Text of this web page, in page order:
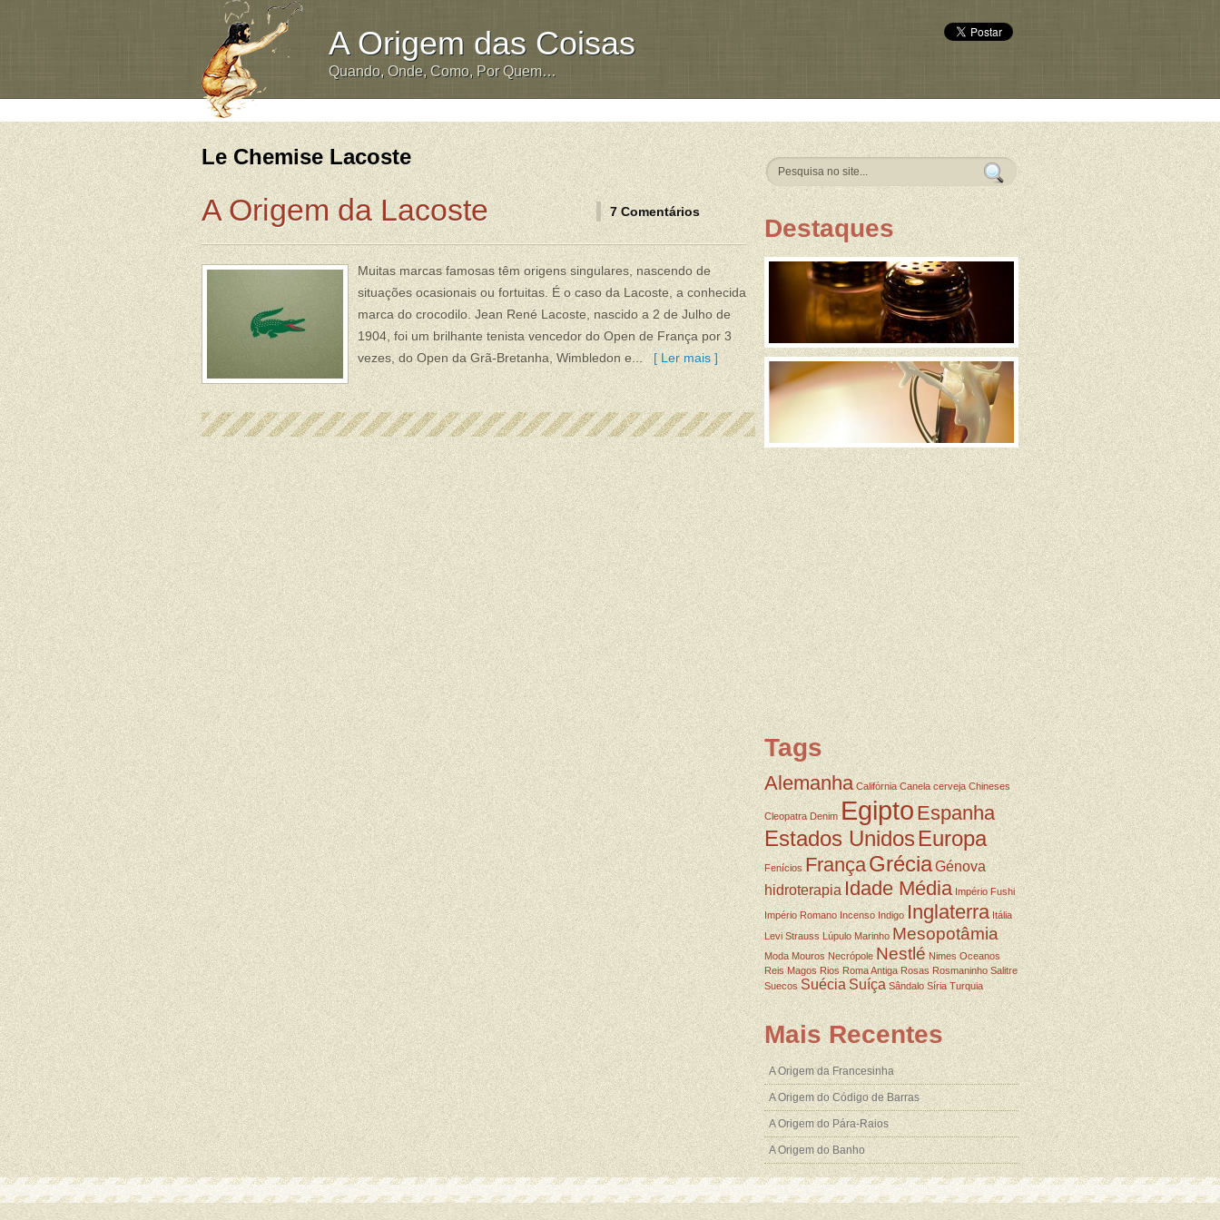
A Origem das Coisas
Quando, Onde, Como, Por Quem…
Le Chemise Lacoste
A Origem da Lacoste 7 Comentários
Muitas marcas famosas têm origens singulares, nascendo de
situações ocasionais ou fortuitas. É o caso da Lacoste, a conhecida
marca do crocodilo. Jean René Lacoste, nascido a 2 de Julho de
1904, foi um brilhante tenista vencedor do Open de França por 3
vezes, do Open da Grã-Bretanha, Wimbledon e... [ Ler mais ]
Destaques
Tags
Alemanha Califórnia Canela cerveja Chineses
Cleopatra Denim EgiptoEspanha
Estados UnidosEuropa
Fenícios FrançaGréciaGénova
hidroterapiaIdade Média Império Fushi
Império Romano Incenso Indigo Inglaterra Itália
Levi Strauss Lúpulo Marinho Mesopotâmia
Moda Mouros Necrópole Nestlé Nimes Oceanos
Reis Magos Rios Roma Antiga Rosas Rosmaninho Salitre
Suecos Suécia Suíça Sândalo Síria Turquia
Mais Recentes
A Origem da Francesinha
A Origem do Código de Barras
A Origem do Pára-Raios
A Origem do Banho